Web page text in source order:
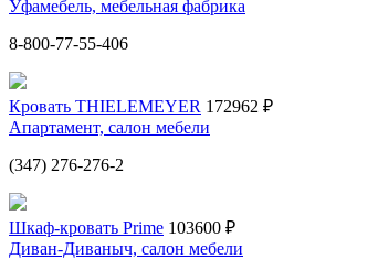
Уфамебель, мебельная фабрика
8-800-77-55-406
Кровать THIELEMEYER 172962 ₽
Апартамент, салон мебели
(347) 276-276-2
Шкаф-кровать Prime 103600 ₽
Диван-Диваныч, салон мебели